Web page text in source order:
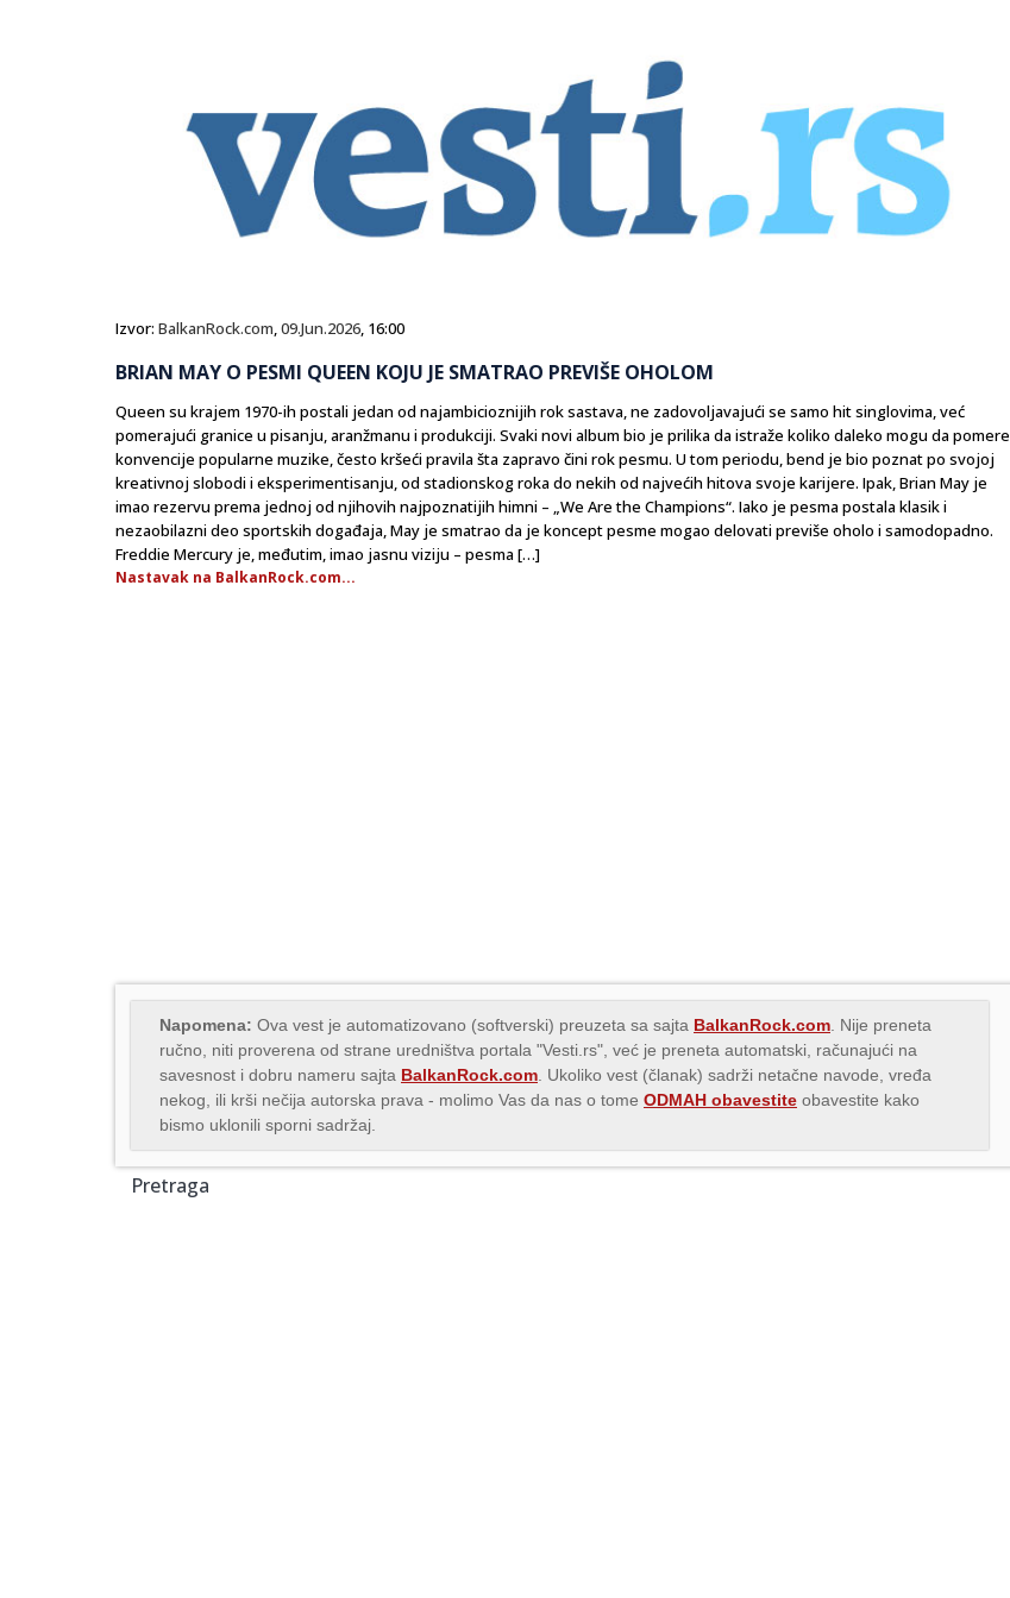
Izvor: BalkanRock.com,09.Jun.2026, 16:00
BRIAN MAY O PESMI QUEEN KOJU JE SMATRAO PREVIŠE OHOLOM
Queen su krajem 1970-ih postali jedan od najambicioznijih rok sastava, ne zadovoljavajući se samo hit singlovima, već
pomerajući granice u pisanju, aranžmanu i produkciji. Svaki novi album bio je prilika da istraže koliko daleko mogu da pomere
konvencije popularne muzike, često kršeći pravila šta zapravo čini rok pesmu. U tom periodu, bend je bio poznat po svojoj
kreativnoj slobodi i eksperimentisanju, od stadionskog roka do nekih od najvećih hitova svoje karijere. Ipak, Brian May je
imao rezervu prema jednoj od njihovih najpoznatijih himni – „We Are the Champions“. Iako je pesma postala klasik i
nezaobilazni deo sportskih događaja, May je smatrao da je koncept pesme mogao delovati previše oholо i samodopadno.
Freddie Mercury je, međutim, imao jasnu viziju – pesma […]
Nastavak na BalkanRock.com...
Napomena: Ova vest je automatizovano (softverski) preuzeta sa sajta BalkanRock.com . Nije preneta
ručno, niti proverena od strane uredništva portala "Vesti.rs", već je preneta automatski, računajući na
savesnost i dobru nameru sajta BalkanRock.com . Ukoliko vest (članak) sadrži netačne navode, vređa
nekog, ili krši nečija autorska prava - molimo Vas da nas o tome ODMAH obavestite obavestite kako
bismo uklonili sporni sadržaj.
Pretraga